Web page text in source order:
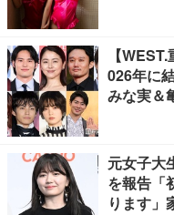
【
026年に
みな実＆
元女子大
を報告「
ります」